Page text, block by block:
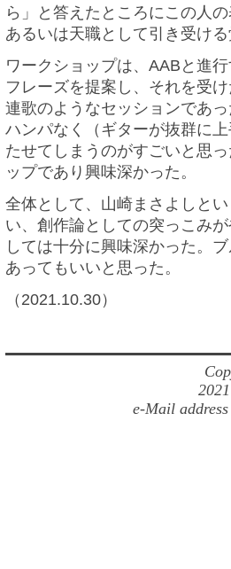
ら」と答えたところにこの人
あるいは天職として引き受け
ワークショップは、AABと進
フレーズを提案し、それを受
連歌のようなセッションであ
ハンパなく（ギターが抜群に
たせてしまうのがすごいと思
ップであり興味深かった。
全体として、山崎まさよしと
い、創作論としての突っこみ
しては十分に興味深かった。
あってもいいと思った。
（2021.10.30）
e-Mail